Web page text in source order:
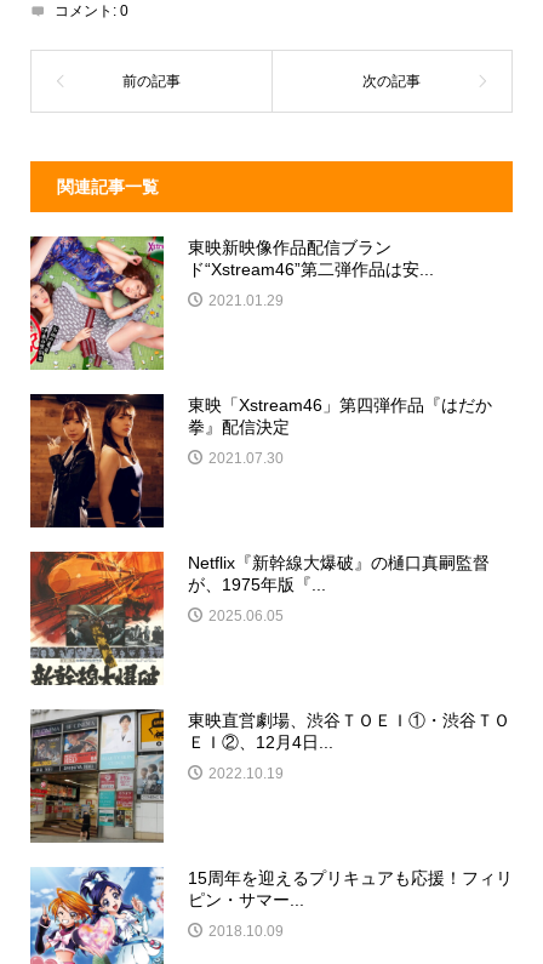
d
s
o
コメント: 0
関連記事一覧
東映新映像作品配信ブラン
ド“Xstream46”第二弾作品は安...
2021.01.29
東映「Xstream46」第四弾作品『はだか
拳』配信決定
2021.07.30
Netflix『新幹線大爆破』の樋口真嗣監督
が、1975年版『...
2025.06.05
東映直営劇場、渋谷ＴＯＥＩ①・渋谷ＴＯ
ＥＩ②、12月4日...
2022.10.19
15周年を迎えるプリキュアも応援！フィリ
ピン・サマー...
2018.10.09